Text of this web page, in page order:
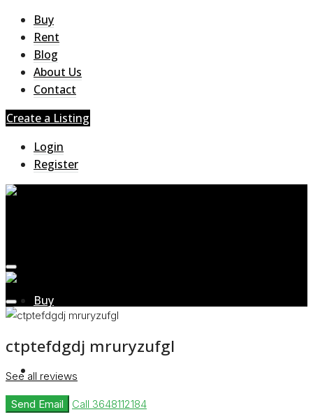
Buy
Rent
Blog
About Us
Contact
Create a Listing
Login
Register
Buy
Rent
ctptefdgdj mruryzufgl
See all reviews
Send Email Call 3648112184